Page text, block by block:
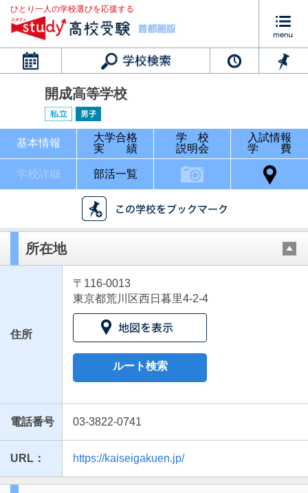
ひとり一人の学校選びを応援する
カレンダー
開成高等学校
基本情報
大学合格
実 績
学 校
説明会
入試情報
学 費
学校詳細 部活一覧
所在地
住所
〒116-0013
東京都荒川区西日暮里4-2-4
ルート検索
電話番号 03-3822-0741
URL： https://kaiseigakuen.jp/